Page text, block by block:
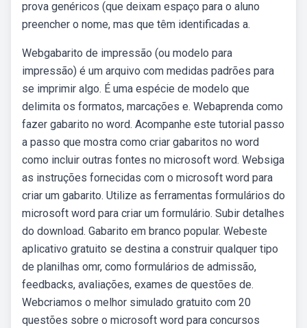
prova genéricos (que deixam espaço para o aluno
preencher o nome, mas que têm identificadas a.
Webgabarito de impressão (ou modelo para
impressão) é um arquivo com medidas padrões para
se imprimir algo. É uma espécie de modelo que
delimita os formatos, marcações e. Webaprenda como
fazer gabarito no word. Acompanhe este tutorial passo
a passo que mostra como criar gabaritos no word
como incluir outras fontes no microsoft word. Websiga
as instruções fornecidas com o microsoft word para
criar um gabarito. Utilize as ferramentas formulários do
microsoft word para criar um formulário. Subir detalhes
do download. Gabarito em branco popular. Webeste
aplicativo gratuito se destina a construir qualquer tipo
de planilhas omr, como formulários de admissão,
feedbacks, avaliações, exames de questões de.
Webcriamos o melhor simulado gratuito com 20
questões sobre o microsoft word para concursos